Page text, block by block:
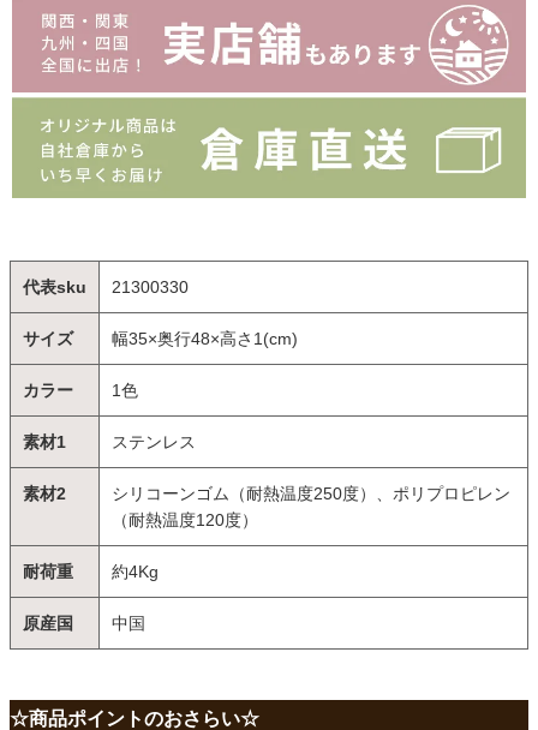
代表sku 21300330
サイズ 幅35×奥行48×高さ1(cm)
カラー 1色
素材1 ステンレス
素材2
シリコーンゴム（耐熱温度250度）、ポリプロピレン
（耐熱温度120度）
耐荷重 約4Kg
原産国 中国
☆商品ポイントのおさらい☆